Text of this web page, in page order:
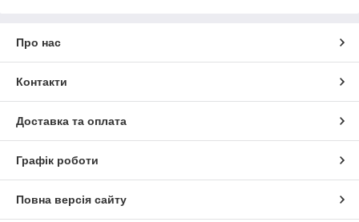
Про нас
Контакти
Доставка та оплата
Графік роботи
Повна версія сайту